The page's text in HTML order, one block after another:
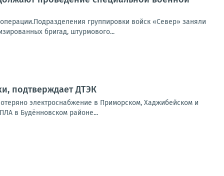
группировки войск «Север» заняли
бригад, штурмового...
подтверждает ДТЭК
электроснабжение в Приморском, Хаджибейском и
в Будённовском районе...